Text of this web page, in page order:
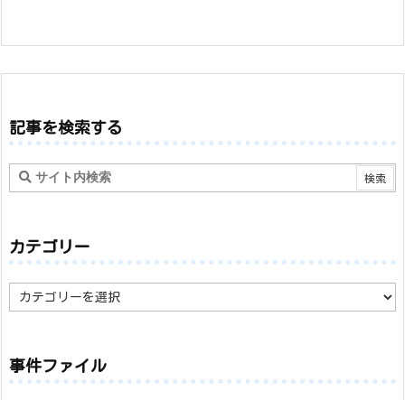
記事を検索する
カテゴリー
カ
テ
ー
事件ファイル